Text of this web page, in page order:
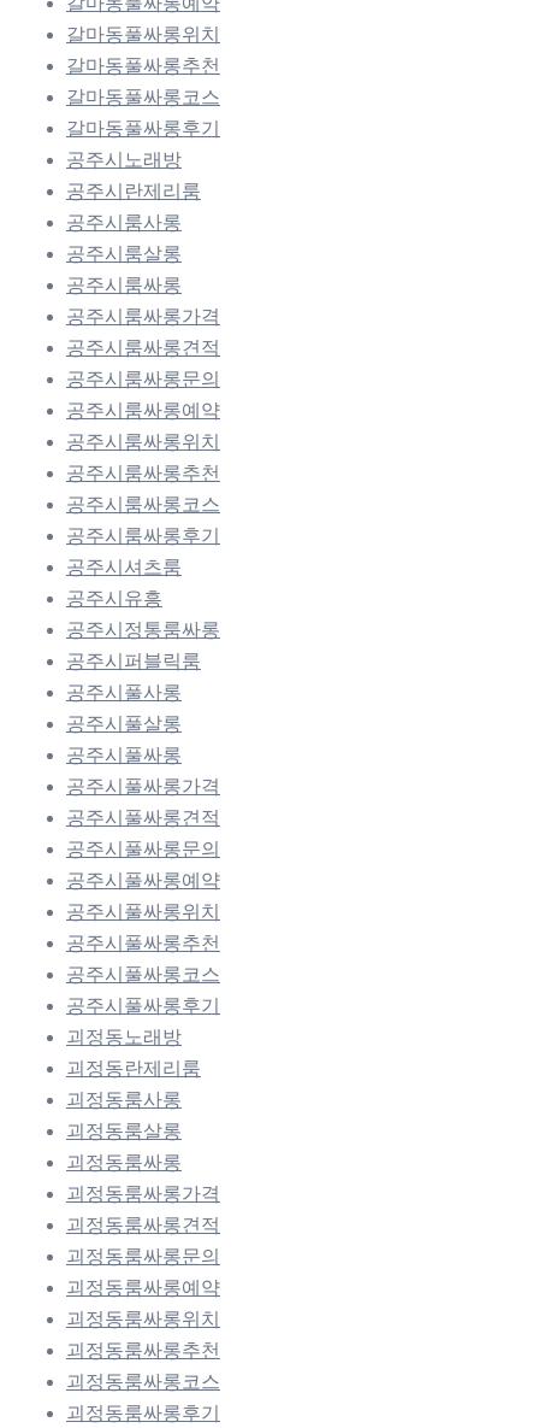
갈마동풀싸롱위치
갈마동풀싸롱추천
갈마동풀싸롱코스
갈마동풀싸롱후기
공주시노래방
공주시란제리룸
공주시룸사롱
공주시룸살롱
공주시룸싸롱
공주시룸싸롱가격
공주시룸싸롱견적
공주시룸싸롱문의
공주시룸싸롱예약
공주시룸싸롱위치
공주시룸싸롱추천
공주시룸싸롱코스
공주시룸싸롱후기
공주시셔츠룸
공주시유흥
공주시정통룸싸롱
공주시퍼블릭룸
공주시풀사롱
공주시풀살롱
공주시풀싸롱
공주시풀싸롱가격
공주시풀싸롱견적
공주시풀싸롱문의
공주시풀싸롱예약
공주시풀싸롱위치
공주시풀싸롱추천
공주시풀싸롱코스
공주시풀싸롱후기
괴정동노래방
괴정동란제리룸
괴정동룸사롱
괴정동룸살롱
괴정동룸싸롱
괴정동룸싸롱가격
괴정동룸싸롱견적
괴정동룸싸롱문의
괴정동룸싸롱예약
괴정동룸싸롱위치
괴정동룸싸롱추천
괴정동룸싸롱코스
괴정동룸싸롱후기